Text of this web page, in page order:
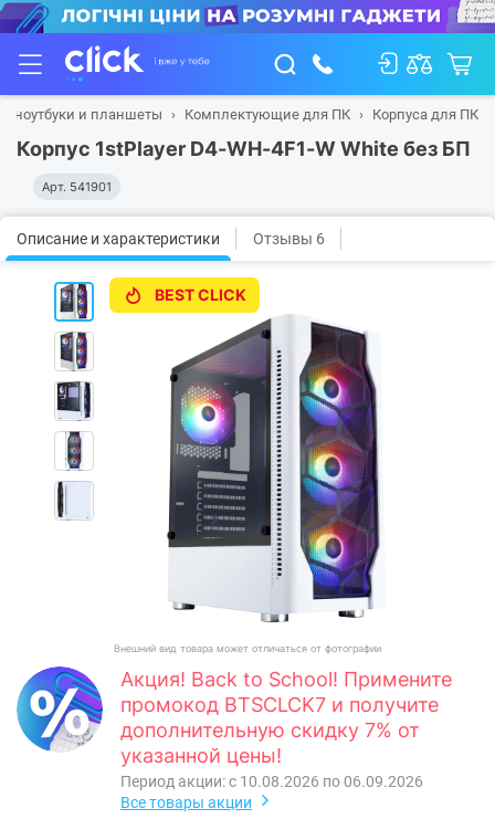
ноутбуки и планшеты Комплектующие для ПК Корпуса для ПК
Корпус 1stPlayer D4-WH-4F1-W White без БП
Арт. 541901
Описание и характеристики Отзывы 6
BEST CLICK
Внешний вид товара может отличаться от фотографии
Акция! Back to School! Примените
промокод BTSCLCK7 и получите
дополнительную скидку 7% от
указанной цены!
Период акции: с 10.08.2026 по 06.09.2026
Все товары акции